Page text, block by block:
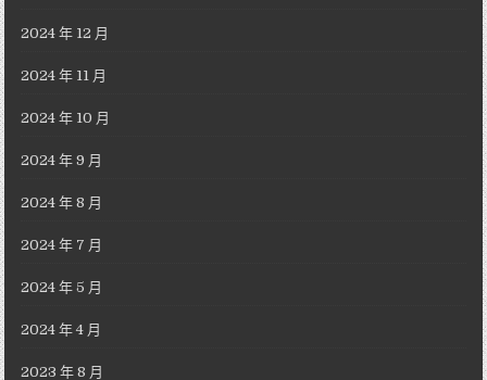
2024 年 12 月
2024 年 11 月
2024 年 10 月
2024 年 9 月
2024 年 8 月
2024 年 7 月
2024 年 5 月
2024 年 4 月
2023 年 8 月